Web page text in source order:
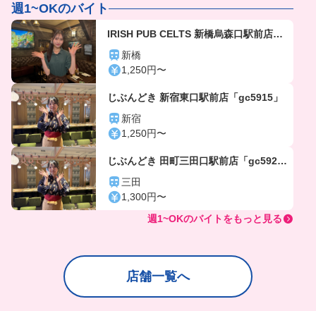
週1~OKのバイト
IRISH PUB CELTS 新橋烏森口駅前店
「gc3617」
新橋
1,250円〜
じぶんどき 新宿東口駅前店「gc5915」
新宿
1,250円〜
じぶんどき 田町三田口駅前店「gc592
5」三田
1,300円〜
週1~OKのバイトをもっと見る
店舗一覧へ